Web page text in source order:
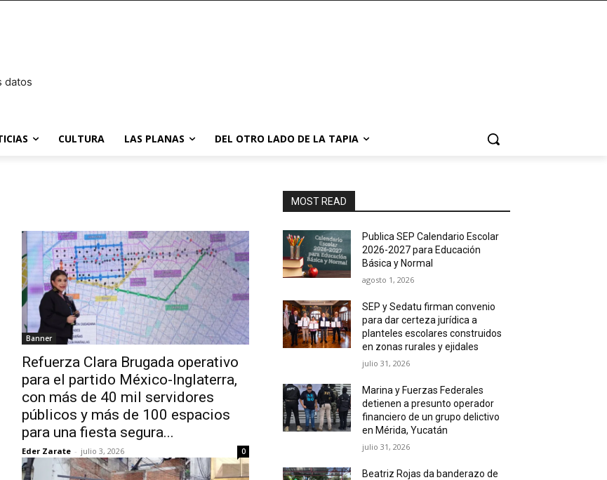
datos
CULTURA LAS PLANAS DEL OTRO LADO DE LA TAPIA
Banner
Refuerza Clara Brugada operativo
para el partido México-Inglaterra,
con más de 40 mil servidores
públicos y más de 100 espacios
para una fiesta segura...
Eder Zarate - julio 3, 2026 0
MOST READ
Publica SEP Calendario Escolar
2026-2027 para Educación
Básica y Normal
agosto 1, 2026
SEP y Sedatu firman convenio
para dar certeza jurídica a
planteles escolares construidos
en zonas rurales y ejidales
julio 31, 2026
Marina y Fuerzas Federales
detienen a presunto operador
financiero de un grupo delictivo
en Mérida, Yucatán
julio 31, 2026
Beatriz Rojas da banderazo de